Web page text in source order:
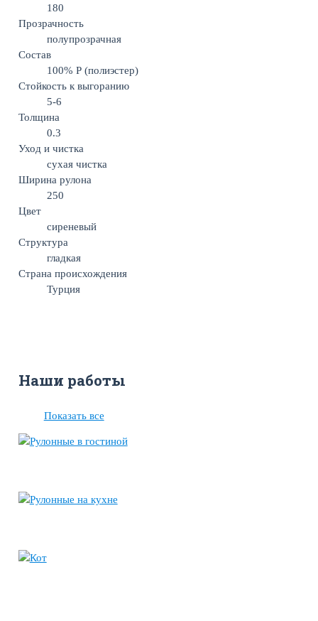
180
Прозрачность
полупрозрачная
Состав
100% Р (полиэстер)
Стойкость к выгоранию
5-6
Толщина
0.3
Уход и чистка
сухая чистка
Ширина рулона
250
Цвет
сиреневый
Структура
гладкая
Страна происхождения
Турция
Наши работы
Показать все